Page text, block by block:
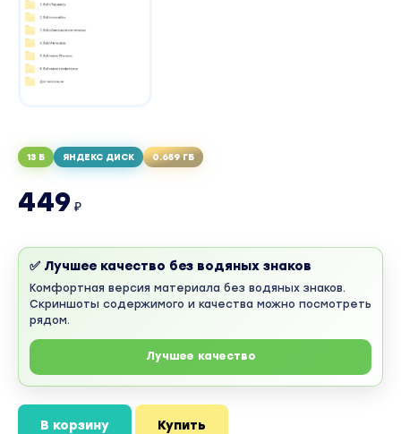
13 Б ЯНДЕКС ДИСК 0.659 ГБ
449 ₽
✅ Лучшее качество без водяных знаков
Комфортная версия материала без водяных знаков.
Скриншоты содержимого и качества можно посмотреть
рядом.
Лучшее качество
В корзину Купить